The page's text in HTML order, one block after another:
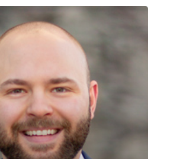
Blogi
Osallistu
EN
RU